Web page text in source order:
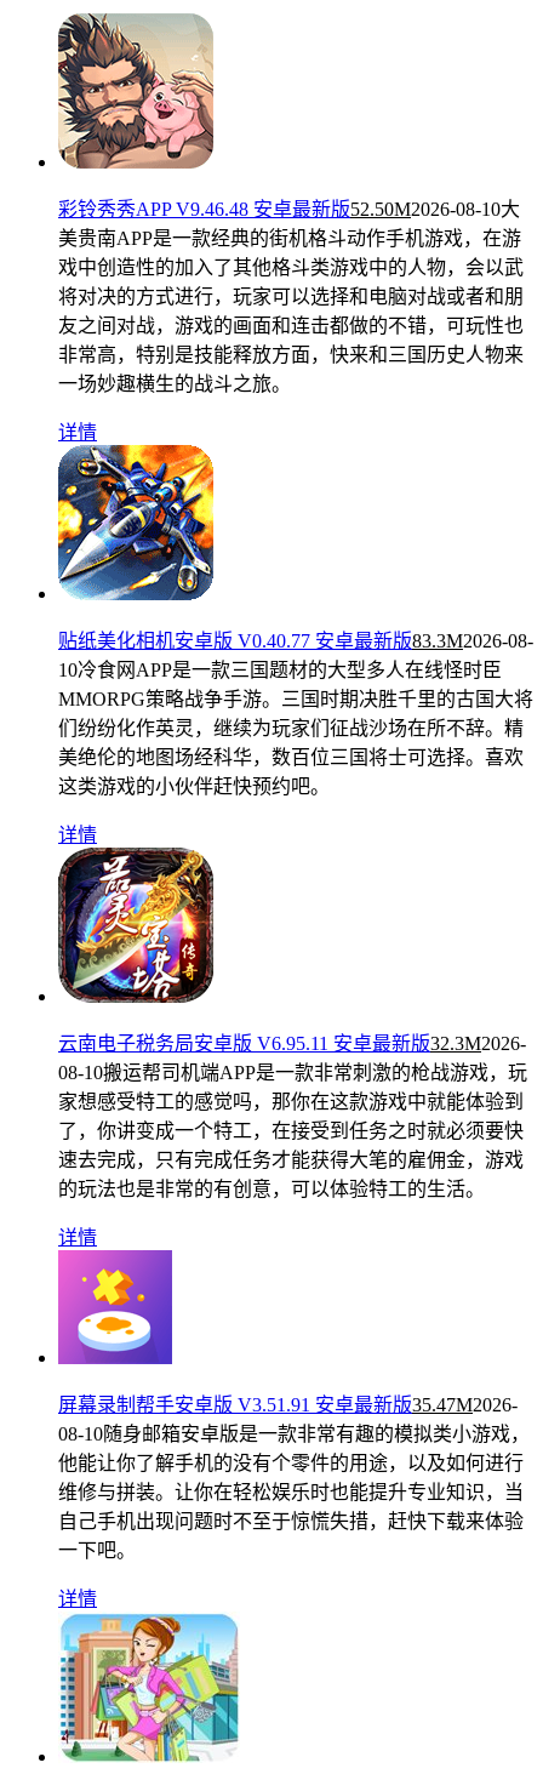
彩铃秀秀APP V9.46.48 安卓最新版52.50M2026-08-10大
美贵南APP是一款经典的街机格斗动作手机游戏，在游
戏中创造性的加入了其他格斗类游戏中的人物，会以武
将对决的方式进行，玩家可以选择和电脑对战或者和朋
友之间对战，游戏的画面和连击都做的不错，可玩性也
非常高，特别是技能释放方面，快来和三国历史人物来
一场妙趣横生的战斗之旅。
详情
贴纸美化相机安卓版 V0.40.77 安卓最新版83.3M2026-08-
10冷食网APP是一款三国题材的大型多人在线怪时臣
MMORPG策略战争手游。三国时期决胜千里的古国大将
们纷纷化作英灵，继续为玩家们征战沙场在所不辞。精
美绝伦的地图场经科华，数百位三国将士可选择。喜欢
这类游戏的小伙伴赶快预约吧。
详情
云南电子税务局安卓版 V6.95.11 安卓最新版32.3M2026-
08-10搬运帮司机端APP是一款非常刺激的枪战游戏，玩
家想感受特工的感觉吗，那你在这款游戏中就能体验到
了，你讲变成一个特工，在接受到任务之时就必须要快
速去完成，只有完成任务才能获得大笔的雇佣金，游戏
的玩法也是非常的有创意，可以体验特工的生活。
详情
屏幕录制帮手安卓版 V3.51.91 安卓最新版35.47M2026-
08-10随身邮箱安卓版是一款非常有趣的模拟类小游戏，
他能让你了解手机的没有个零件的用途，以及如何进行
维修与拼装。让你在轻松娱乐时也能提升专业知识，当
自己手机出现问题时不至于惊慌失措，赶快下载来体验
一下吧。
详情